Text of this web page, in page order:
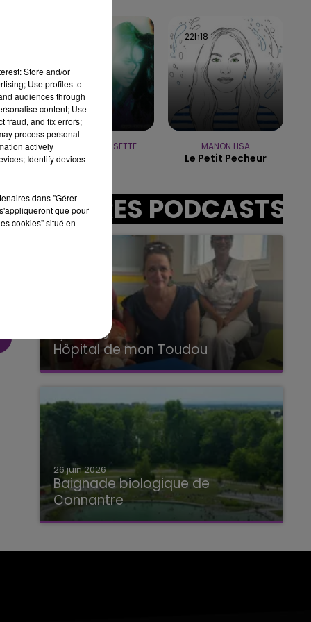
LE TICKET DE CAISSE
ALANIS MORISSETTE
Ironic
22h18
22h18
MANON LISA
Le Petit Pecheur
AUTRES PODCASTS
2 juillet 2026
Hôpital de mon Toudou
Hôpital de mon Toudou
26 juin 2026
Baignade biologique de
Connantre
Baignade biologique de Connantre
Store and/or
Use profiles to
audiences through
content; Use
fraud, and fix errors;
process personal
actively
Identify devices
dans "Gérer
que pour
cookies" situé en